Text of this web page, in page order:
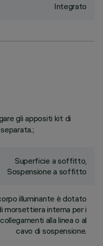
Integrato
gli appositi kit di
Superficie a soffitto,
Sospensione a soffitto
illuminante è dotato
morsettiera interna per i
collegamenti alla linea o al
cavo di sospensione.